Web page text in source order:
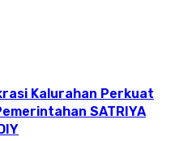
Kalurahan Perkuat
SATRIYA